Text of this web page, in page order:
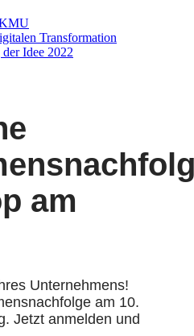
KMU
Transformation
Idee 2022
am
Unternehmens!
am 10.
Jetzt anmelden und